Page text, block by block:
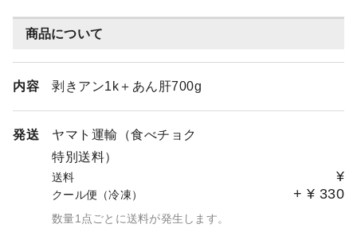
商品について
内容 剥きアン1k＋あん肝700g
発送
ヤマト運輸（食べチョク
特別送料）
送料 ¥
クール便（冷凍） + ¥ 330
数量1点ごとに送料が発生します。